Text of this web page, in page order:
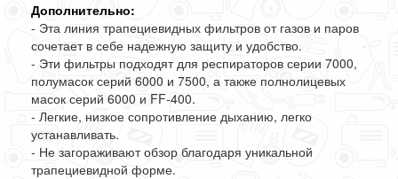
Дополнительно:
- Эта линия трапециевидных фильтров от газов и паров
сочетает в себе надежную защиту и удобство.
- Эти фильтры подходят для респираторов серии 7000,
полумасок серий 6000 и 7500, а также полнолицевых
масок серий 6000 и FF-400.
- Легкие, низкое сопротивление дыханию, легко
устанавливать.
- Не загораживают обзор благодаря уникальной
трапециевидной форме.